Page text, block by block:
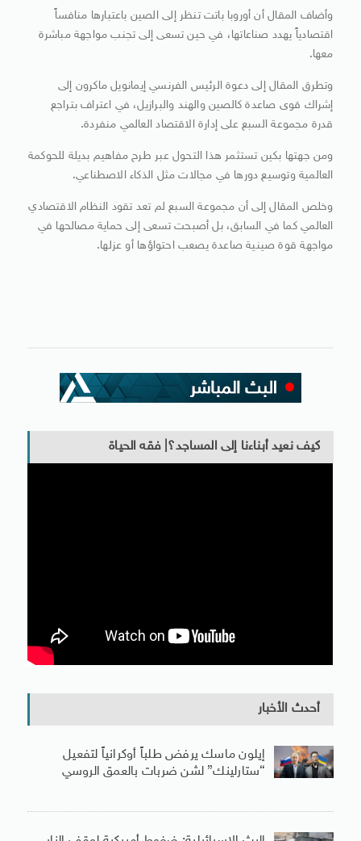
وأضاف المقال أن أوروبا باتت تنظر إلى الصين باعتبارها منافساً
اقتصادياً يهدد صناعاتها، في حين تسعى إلى تجنب مواجهة مباشرة
معها.
وتطرق المقال إلى دعوة الرئيس الفرنسي إيمانويل ماكرون إلى
إشراك قوى صاعدة كالصين والهند والبرازيل، في اعتراف بتراجع
قدرة مجموعة السبع على إدارة الاقتصاد العالمي منفردة.
ومن جهتها بكين تستثمر هذا التحول عبر طرح مفاهيم بديلة للحوكمة
العالمية وتوسيع دورها في مجالات مثل الذكاء الاصطناعي.
وخلص المقال إلى أن مجموعة السبع لم تعد تقود النظام الاقتصادي
العالمي كما في السابق، بل أصبحت تسعى إلى حماية مصالحها في
مواجهة قوة صينية صاعدة يصعب احتواؤها أو عزلها.
كيف نعيد أبناءنا إلى المساجد؟| فقه الحياة
أحدث الأخبار
إيلون ماسك يرفض طلباً أوكرانياً لتفعيل
“ستارلينك” لشن ضربات بالعمق الروسي